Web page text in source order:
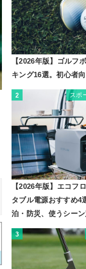
【2026年版】ゴルフ
キング16選。初心者
2 スポ
【2026年版】エコフ
タブル電源おすすめ4
泊・防災、使うシー
3